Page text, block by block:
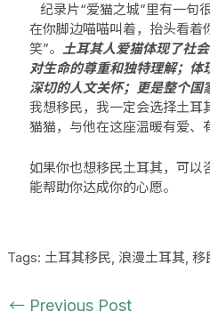
纪录片“爱猫之城”里有一句
在你脚边喵喵叫着，抬头看着
笑”。土耳其人爱猫体现了社
对生命的尊重和独特理解；体
深切的人文关怀；更是整个国
我想移民，我一定会选择土
猫猫，与他在这座温暖有爱、
如果你也想移民土耳其，可以
能帮助你达成你的心愿。
Tags: 土耳其移民 浪漫土耳其 ,移
← Previous Post